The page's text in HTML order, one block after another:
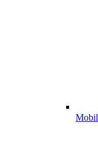
Mobil